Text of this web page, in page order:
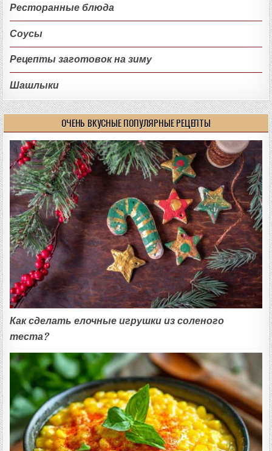
Ресторанные блюда
Соусы
Рецепты заготовок на зиму
Шашлыки
ОЧЕНЬ ВКУСНЫЕ ПОПУЛЯРНЫЕ РЕЦЕПТЫ
Как сделать елочные игрушки из соленого
теста?